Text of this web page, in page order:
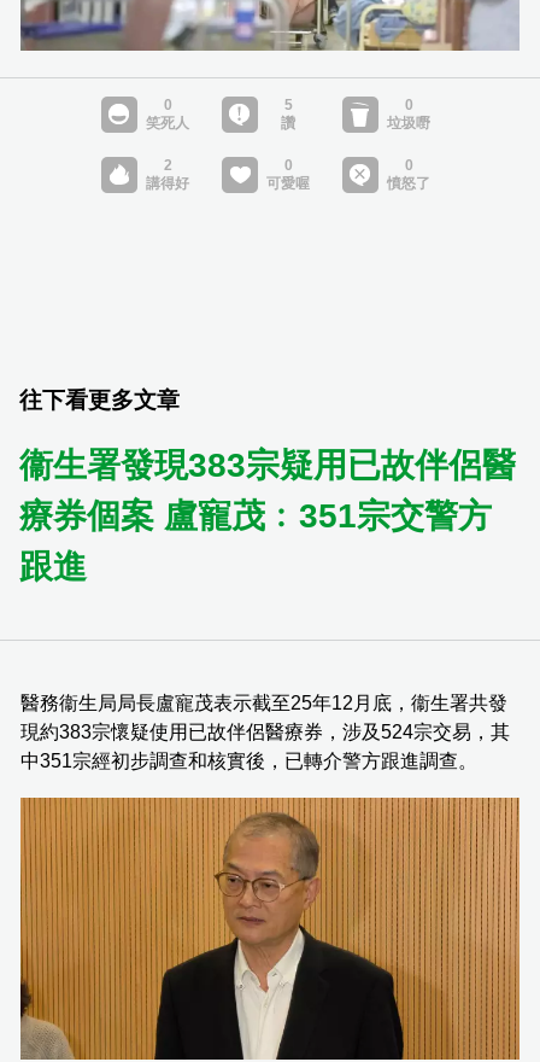
往下看更多文章
衞生署發現383宗疑用已故伴侶醫
療券個案 盧寵茂﹕351宗交警方
跟進
醫務衞生局局長盧寵茂表示截至25年12月底，衞生署共發
現約383宗懷疑使用已故伴侶醫療券，涉及524宗交易，其
中351宗經初步調查和核實後，已轉介警方跟進調查。